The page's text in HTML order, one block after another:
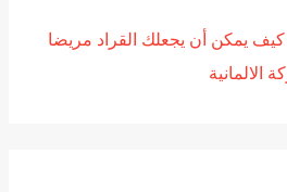
كيف يمكن أن يجعلك القراد مريضا